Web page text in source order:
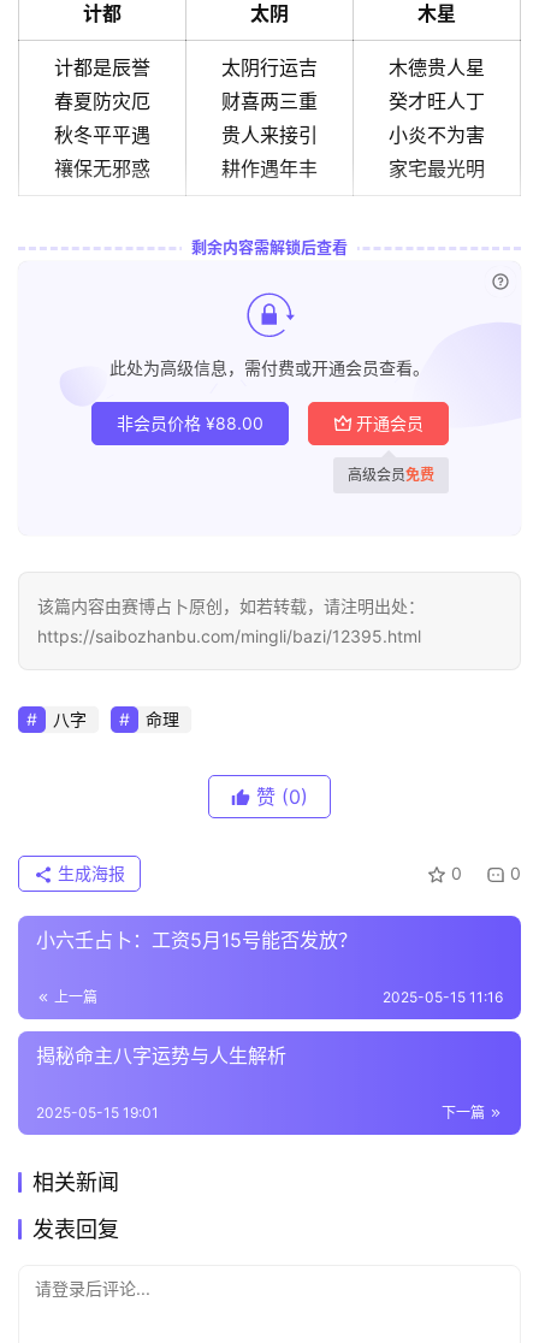
计都 太阴 木星
计都是辰誉
春夏防灾厄
秋冬平平遇
禳保无邪惑
太阴行运吉
财喜两三重
贵人来接引
耕作遇年丰
木德贵人星
癸才旺人丁
小炎不为害
家宅最光明
剩余内容需解锁后查看
此处为高级信息，需付费或开通会员查看。
非会员价格 ¥88.00 开通会员
高级会员免费
该篇内容由赛博占卜原创，如若转载，请注明出处：
https://saibozhanbu.com/mingli/bazi/12395.html
八字 命理
赞 (0)
0 0
生成海报
小六壬占卜：工资5月15号能否发放？
上一篇 2025-05-15 11:16
揭秘命主八字运势与人生解析
下一篇
2025-05-15 19:01
相关新闻
发表回复
请登录后评论...